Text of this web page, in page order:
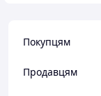
Покупцям
Продавцям